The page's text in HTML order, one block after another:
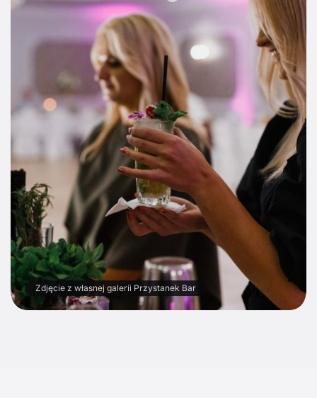
Zdjęcie z własnej galerii Przystanek Bar